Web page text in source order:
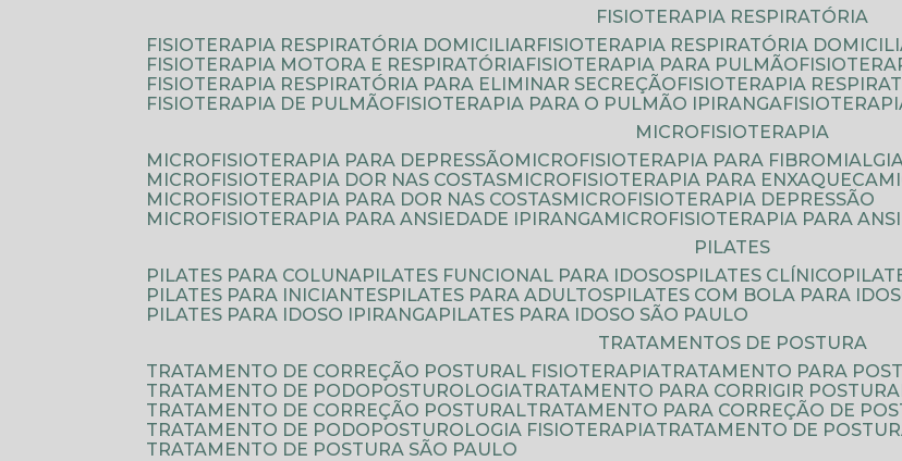
FISIOTERAPIA RESPIRATÓRIA
FISIOTERAPIA RESPIRATÓRIA DOMICILIAR
FISIOTERAPIA RESPIRATÓRIA
FISIOTERAPIA MOTORA E RESPIRATÓRIA
FISIOTERAPIA PARA PULMÃO
FISIOTERAPIA RESPIRATÓRIA PARA ELIMINAR SECREÇÃO
FISIOTERAPIA
FISIOTERAPIA DE PULMÃO
FISIOTERAPIA PARA O PULMÃO IPIRANGA
MICROFISIOTERAPIA
MICROFISIOTERAPIA PARA DEPRESSÃO
MICROFISIOTERAPIA PARA
MICROFISIOTERAPIA DOR NAS COSTAS
MICROFISIOTERAPIA PARA ENXAQUECA
MICROFISIOTERAPIA PARA DOR NAS COSTAS
MICROFISIOTERAPIA DEPRESSÃO
MICROFISIOTERAPIA PARA ANSIEDADE IPIRANGA
MICROFISIOTERAPIA PARA
PILATES
PILATES PARA COLUNA
PILATES FUNCIONAL PARA IDOSOS PILATES CLÍNICO
PILATES PARA INICIANTES
PILATES PARA ADULTOS PILATES COM BOLA PARA
PILATES PARA IDOSO IPIRANGA
PILATES PARA IDOSO SÃO PAULO
TRATAMENTOS DE POSTURA
TRATAMENTO DE CORREÇÃO POSTURAL FISIOTERAPIA
TRATAMENTO PARA
TRATAMENTO DE PODOPOSTUROLOGIA
TRATAMENTO PARA CORRIGIR POSTURA
TRATAMENTO DE CORREÇÃO POSTURAL
TRATAMENTO PARA CORREÇÃO DE
TRATAMENTO DE PODOPOSTUROLOGIA FISIOTERAPIA
TRATAMENTO DE
TRATAMENTO DE POSTURA SÃO PAULO